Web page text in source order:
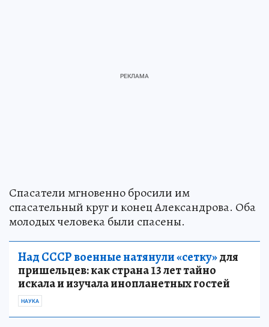
Спасатели мгновенно бросили им
спасательный круг и конец Александрова. Оба
молодых человека были спасены.
Над СССР военные натянули «сетку»для
пришельцев: как страна 13 лет тайно
искала и изучала инопланетных гостей
НАУКА